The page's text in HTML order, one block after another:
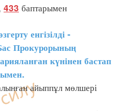
433 баптарымен
енгізілді -
Прокурорының
күнінен бастап
айыппұл мөлшері